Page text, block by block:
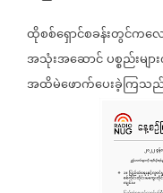
ထိုစစ်ရှောင်စခန်းတွင်ကလ
အသုံးအဆောင်ပစ္စည်းမျ
အထိမဲဖောက်ပေးခဲ့ကြ